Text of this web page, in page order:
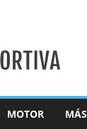
MOTOR MÁS